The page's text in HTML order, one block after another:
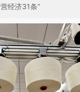
经济31条”